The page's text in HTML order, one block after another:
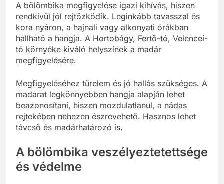
A bölömbika megfigyelése igazi kihívás, hiszen
rendkívül jól rejtőzködik. Leginkább tavasszal és
kora nyáron, a hajnali vagy alkonyati órákban
hallható a hangja. A Hortobágy, Fertő-tó, Velencei-
tó környéke kiváló helyszínek a madár
megfigyelésére.
Megfigyeléséhez türelem és jó hallás szükséges. A
madarat legkönnyebben hangja alapján lehet
beazonosítani, hiszen mozdulatlanul, a nádas
rejtekében nehezen észrevehető. Hasznos lehet
távcső és madárhatározó is.
A bölömbika veszélyeztetettsége
és védelme